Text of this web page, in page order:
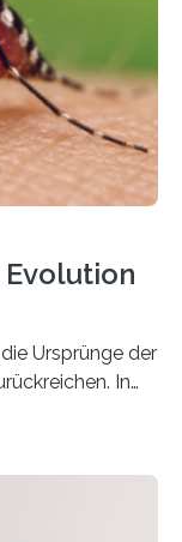
Arten
Geflechte
ist: Die
Evolution
Ursprünge der
In
Stechmücken-
in
konnte als neue